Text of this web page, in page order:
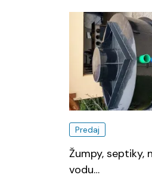
Predaj
Žumpy, septiky,
vodu…